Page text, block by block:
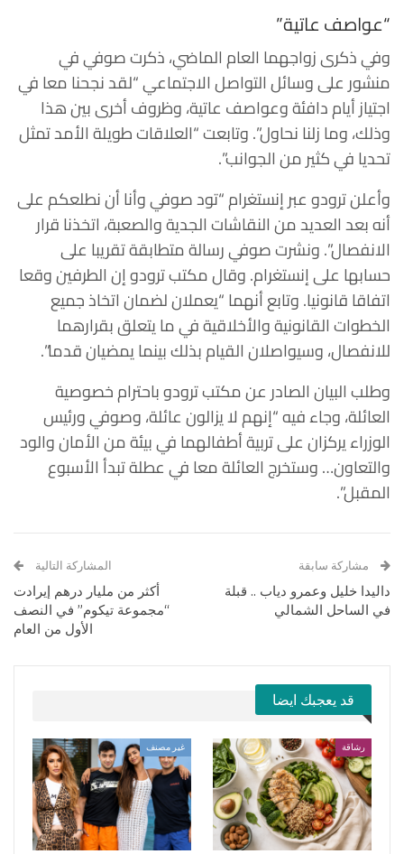
“عواصف عاتية”
وفي ذكرى زواجهما العام الماضي، ذكرت صوفي في
منشور على وسائل التواصل الاجتماعي “لقد نجحنا معا في
اجتياز أيام دافئة وعواصف عاتية، وظروف أخرى بين هذا
وذلك، وما زلنا نحاول”. وتابعت “العلاقات طويلة الأمد تمثل
تحديا في كثير من الجوانب”.
وأعلن ترودو عبر إنستغرام “تود صوفي وأنا أن نطلعكم على
أنه بعد العديد من النقاشات الجدية والصعبة، اتخذنا قرار
الانفصال”. ونشرت صوفي رسالة متطابقة تقريبا على
حسابها على إنستغرام. وقال مكتب ترودو إن الطرفين وقعا
اتفاقا قانونيا. وتابع أنهما “يعملان لضمان اتخاذ جميع
الخطوات القانونية والأخلاقية في ما يتعلق بقرارهما
للانفصال، وسيواصلان القيام بذلك بينما يمضيان قدما”.
وطلب البيان الصادر عن مكتب ترودو باحترام خصوصية
العائلة، وجاء فيه “إنهم لا يزالون عائلة، وصوفي ورئيس
الوزراء يركزان على تربية أطفالهما في بيئة من الأمان والود
والتعاون… وستخرج العائلة معا في عطلة تبدأ الأسبوع
المقبل”.
مشاركة سابقة
داليدا خليل وعمرو دياب .. قبلة
في الساحل الشمالي
المشاركة التالية
أكثر من مليار درهم إيرادت
“مجموعة تيكوم” في النصف
الأول من العام
قد يعجبك ايضا
رشاقة غير مصنف